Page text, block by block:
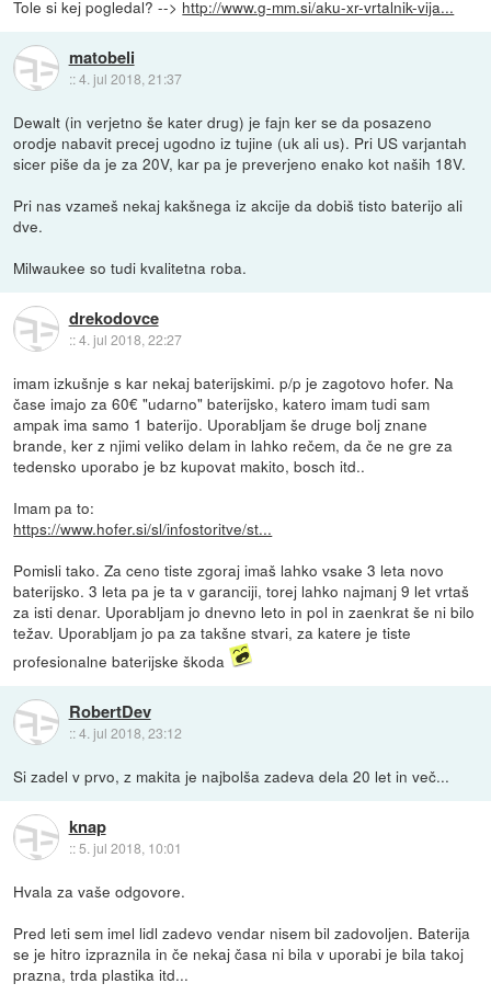
Tole si kej pogledal? --> http://www.g-mm.si/aku-xr-vrtalnik-vija...
matobeli
::4. jul 2018, 21:37
Dewalt (in verjetno še kater drug) je fajn ker se da posazeno
orodje nabavit precej ugodno iz tujine (uk ali us). Pri US varjantah
sicer piše da je za 20V, kar pa je preverjeno enako kot naših 18V.
Pri nas vzameš nekaj kakšnega iz akcije da dobiš tisto baterijo ali
dve.
Milwaukee so tudi kvalitetna roba.
drekodovce
::4. jul 2018, 22:27
imam izkušnje s kar nekaj baterijskimi. p/p je zagotovo hofer. Na
čase imajo za 60€ "udarno" baterijsko, katero imam tudi sam
ampak ima samo 1 baterijo. Uporabljam še druge bolj znane
brande, ker z njimi veliko delam in lahko rečem, da če ne gre za
tedensko uporabo je bz kupovat makito, bosch itd..
Imam pa to:
https://www.hofer.si/sl/infostoritve/st...
Pomisli tako. Za ceno tiste zgoraj imaš lahko vsake 3 leta novo
baterijsko. 3 leta pa je ta v garanciji, torej lahko najmanj 9 let vrtaš
za isti denar. Uporabljam jo dnevno leto in pol in zaenkrat še ni bilo
težav. Uporabljam jo pa za takšne stvari, za katere je tiste
profesionalne baterijske škoda
RobertDev
::4. jul 2018, 23:12
Si zadel v prvo, z makita je najbolša zadeva dela 20 let in več...
knap
::5. jul 2018, 10:01
Hvala za vaše odgovore.
Pred leti sem imel lidl zadevo vendar nisem bil zadovoljen. Baterija
se je hitro izpraznila in če nekaj časa ni bila v uporabi je bila takoj
prazna, trda plastika itd...